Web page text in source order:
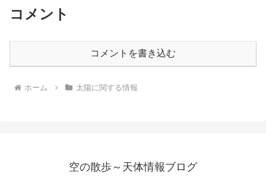
コメント
コメントを書き込む
ホーム 太陽に関する情報
空の散歩～天体情報ブログ